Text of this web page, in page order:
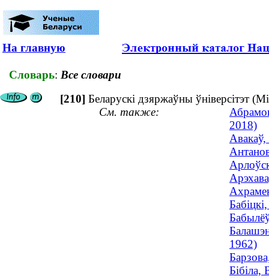
На главную
Словарь: Все словари
[210] Беларускі дзяржаўны ўніверсітэт
См. также:
2018)
1962)